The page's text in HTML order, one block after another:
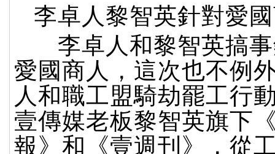
李卓人黎智英針對愛
李卓人和黎智英搞
愛國商人，這次也不例
人和職工盟騎劫罷工行
壹傳媒老板黎智英旗下
報》和《壹週刊》，從